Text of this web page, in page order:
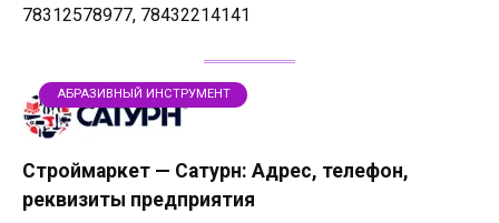
78312578977, 78432214141
АБРАЗИВНЫЙ ИНСТРУМЕНТ
Строймаркет — Сатурн: Адрес, телефон,
реквизиты предприятия